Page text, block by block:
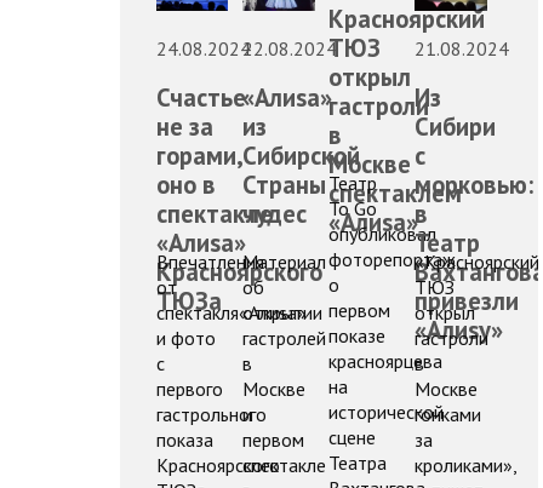
24.08.2024
Счастье
не за
горами,
оно в
спектакле
«Алиsа»
Красноярского
ТЮЗа
Впечатления
от
спектакля«Алиsа»
и фото
c
первого
гастрольного
показа
Красноярского
22.08.2024
«Алиsа»
из
Сибирской
Страны
чудес
Материал
об
открытии
гастролей
в
Москве
и
первом
спектакле
Красноярский
ТЮЗ
открыл
гастроли
в
Москве
спектаклем
«Алиsа»
Театр
To Go
опубликовал
фоторепортаж
о
первом
показе
красноярцева
на
исторической
сцене
Театра
21.08.2024
Из
Сибири
с
морковью:
в
Театр
привезли
«Алиsу»
«Красноярский
ТЮЗ
открыл
гастроли
в
Москве
гонками
за
кроликами»,